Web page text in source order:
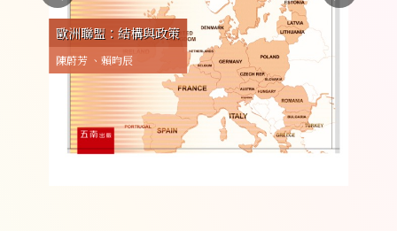
歐洲聯盟：結構與政策
陳蔚芳 、賴昀辰